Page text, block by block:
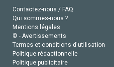
Contactez-nous / FAQ
Qui sommes-nous ?
Mentions légales
© - Avertissements
Termes et conditions d'utilisation
Politique rédactionnelle
Politique publicitaire